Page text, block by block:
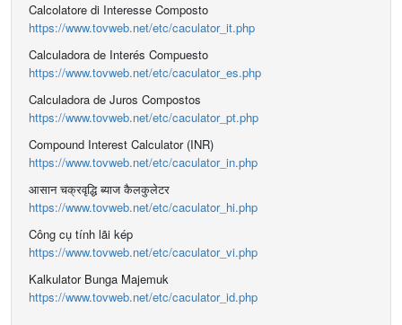
Calcolatore di Interesse Composto
https://www.tovweb.net/etc/caculator_it.php
Calculadora de Interés Compuesto
https://www.tovweb.net/etc/caculator_es.php
Calculadora de Juros Compostos
https://www.tovweb.net/etc/caculator_pt.php
Compound Interest Calculator (INR)
https://www.tovweb.net/etc/caculator_in.php
आसान चक्रवृद्धि ब्याज कैलकुलेटर
https://www.tovweb.net/etc/caculator_hi.php
Công cụ tính lãi kép
https://www.tovweb.net/etc/caculator_vi.php
Kalkulator Bunga Majemuk
https://www.tovweb.net/etc/caculator_id.php